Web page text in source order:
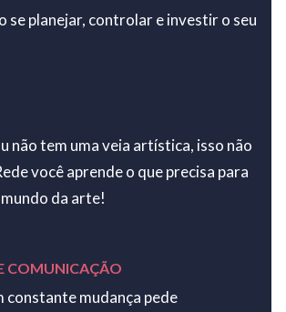
se planejar, controlar e investir o seu
não tem uma veia artística, isso não
você aprende o que precisa para
da arte!
COMUNICAÇÃO
constante mudança pede